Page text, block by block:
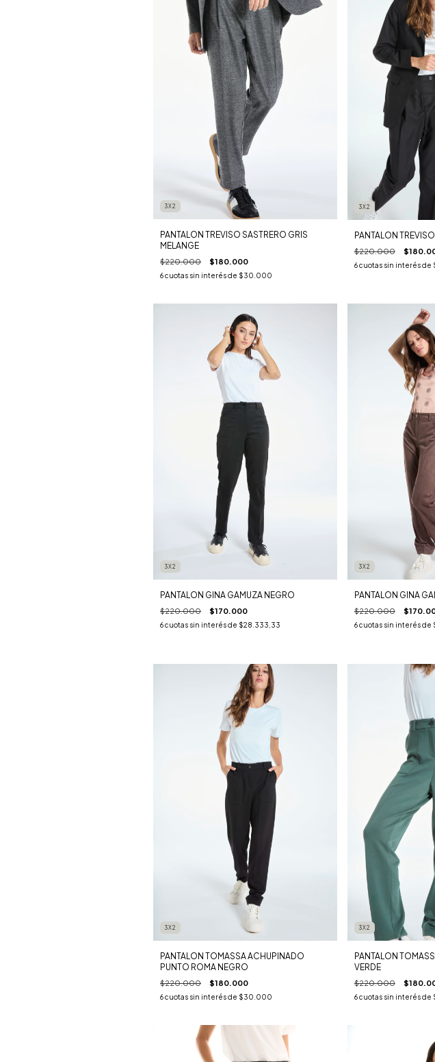
3X2
PANTALON TREVISO SASTRERO GRIS
MELANGE
$220.000 $180.000
6cuotas sin interés de $30.000
3X2
PANTALON
$220.000
6cuotas sin interés de
3X2
PANTALON GINA GAMUZA NEGRO
$220.000 $170.000
6cuotas sin interés de $28.333,33
3X2
PANTALON GINA
$220.000
6cuotas sin interés de
3X2
PANTALON TOMASSA ACHUPINADO
PUNTO ROMA NEGRO
$220.000 $180.000
6cuotas sin interés de $30.000
3X2
PANTALON
VERDE
$220.000
6cuotas sin interés de